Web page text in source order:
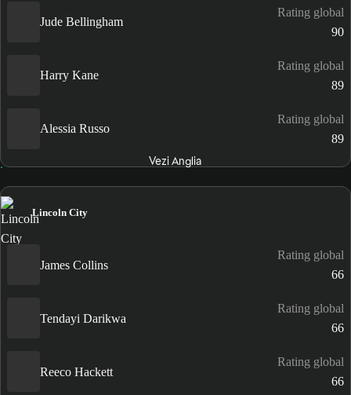
Jude Bellingham
Rating global
90
Harry Kane
Rating global
89
Alessia Russo
Rating global
89
Vezi Anglia
Lincoln City
James Collins
Rating global
66
Tendayi Darikwa
Rating global
66
Reeco Hackett
Rating global
66